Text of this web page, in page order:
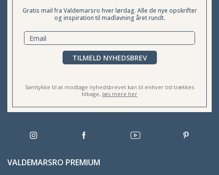
Gratis mail fra Valdemarsro hver lørdag. Alle de nye opskrifter
og inspiration til madlavning året rundt.
TILMELD NYHEDSBREV
Samtykke til at modtage nyhedsbrevet kan til enhver tid trækkes
tilbage, læs mere her
VALDEMARSRO PREMIUM